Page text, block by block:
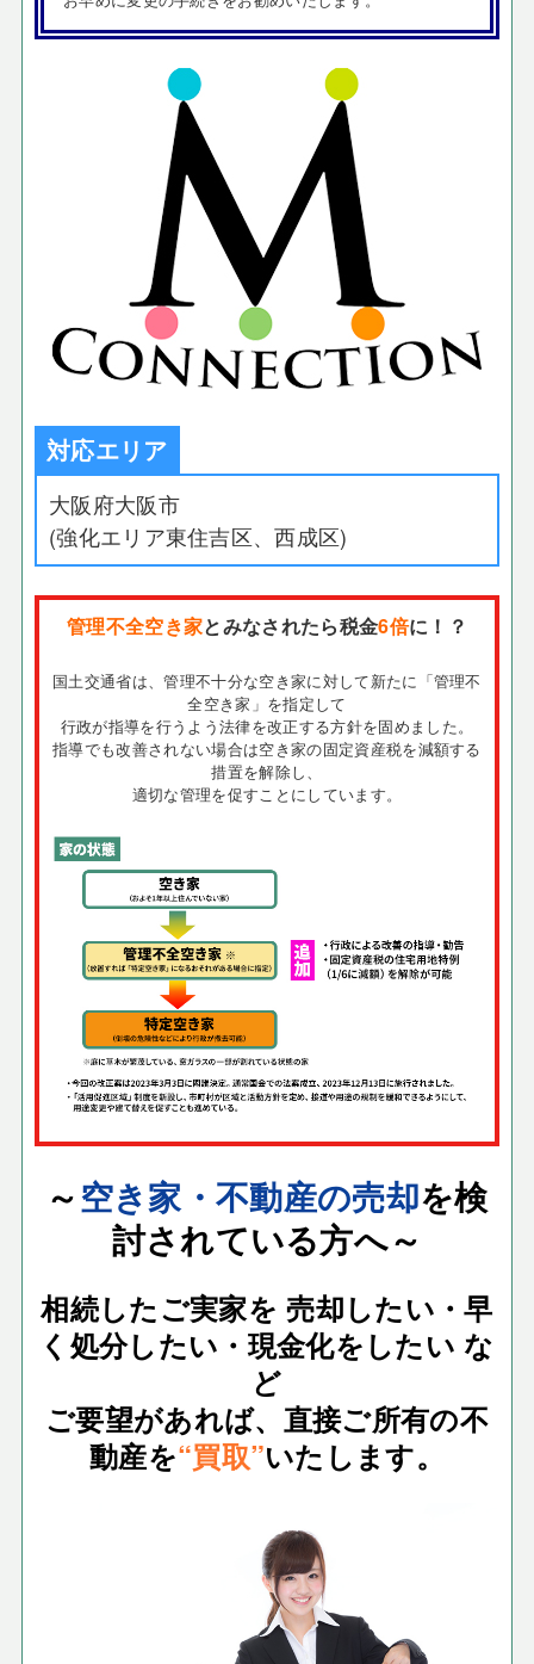
対応エリア
大阪府大阪市
(強化エリア東住吉区、西成区)
管理不全空き家とみなされたら税金6倍に！？
国土交通省は、管理不十分な空き家に対して新たに「管理不
全空き家」を指定して
行政が指導を行うよう法律を改正する方針を固めました。
指導でも改善されない場合は空き家の固定資産税を減額する
措置を解除し、
適切な管理を促すことにしています。
～空き家・不動産の売却を検
討されている方へ～
相続したご実家を 売却したい・早
く処分したい・現金化をしたい な
ど
ご要望があれば、直接ご所有の不
動産を“買取”いたします。